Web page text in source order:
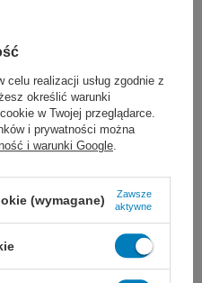
w 3 litrach wody.
spłukać wodą
do wyschnięcia
0,5% (dodać 50-100
Silne zabrudzenia –
myjący.
realizacji usług zgodnie z
określić warunki
w Twojej przeglądarce.
i prywatności można
i warunki Google
(wymagane)
Zawsze
aktywne